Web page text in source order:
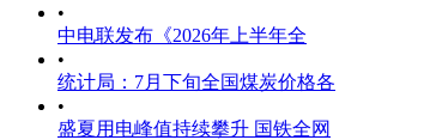
•
中电联发布《2026年上半年全
•
统计局：7月下旬全国煤炭价格各
•
盛夏用电峰值持续攀升 国铁全网